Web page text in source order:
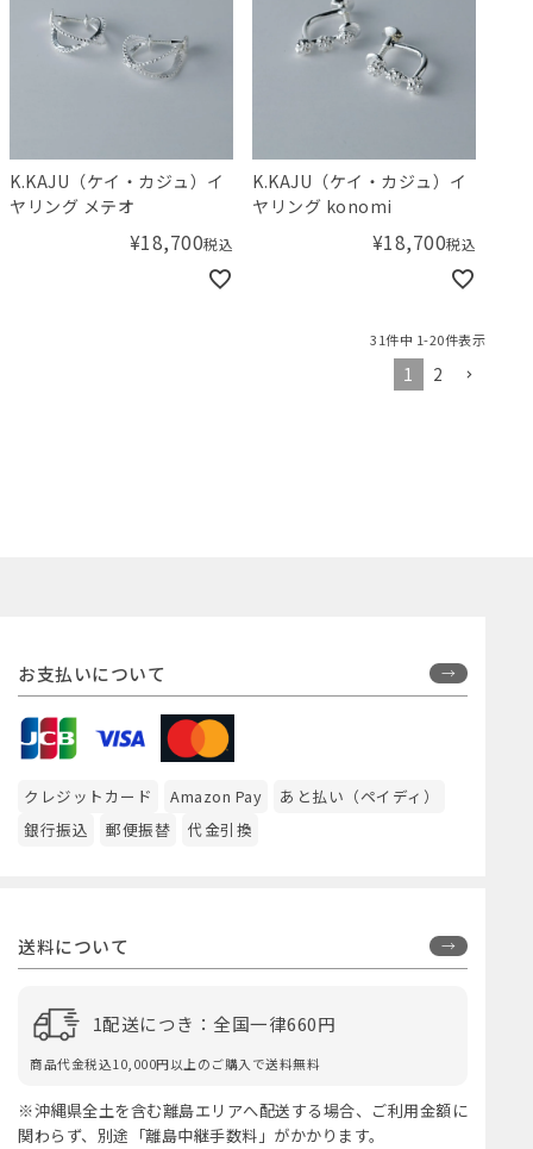
K.KAJU（ケイ・カジュ）イ
ヤリング メテオ
¥18,700税込
K.KAJU（ケイ・カジュ）イ
ヤリング konomi
¥18,700税込
31件中 1-20件表示
1 2
お支払いについて
クレジットカード Amazon Pay
あと払い（ペイディ）
銀行振込
郵便振替 代金引換
送料について
1配送につき：全国一律660円
商品代金税込10,000円以上のご購入で送料無料
※沖縄県全土を含む離島エリアへ配送する場合、ご利用金額に
関わらず、別途「離島中継手数料」がかかります。